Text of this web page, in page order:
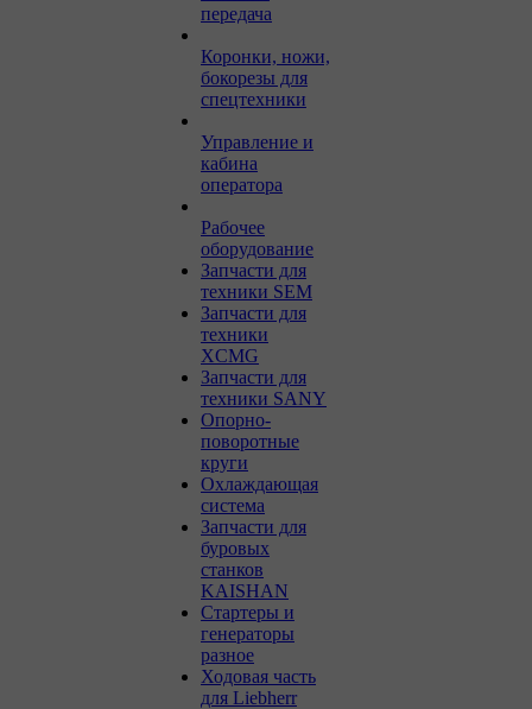
передача
Коронки, ножи,
бокорезы для
спецтехники
Управление и
кабина
оператора
Рабочее
оборудование
Запчасти для
техники SEM
Запчасти для
техники
XCMG
Запчасти для
техники SANY
Опорно-
поворотные
круги
Охлаждающая
система
Запчасти для
буровых
станков
KAISHAN
Стартеры и
генераторы
разное
Ходовая часть
для Liebherr